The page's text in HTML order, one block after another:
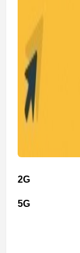
2G
5G